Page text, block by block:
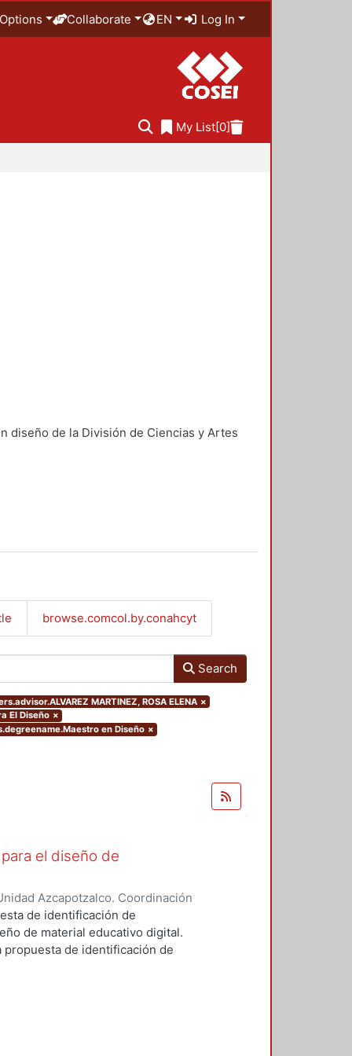
Options Collaborate EN Log In
My List[0]
diseño de la División de Ciencias y Artes
browse.comcol.by.conahcyt
Search
MARTINEZ, ROSA ELENA ×
El Diseño ×
en Diseño ×
el diseño de
Azcapotzalco. Coordinación
René Federico
de identificación de
de material educativo digital.
propuesta de identificación de